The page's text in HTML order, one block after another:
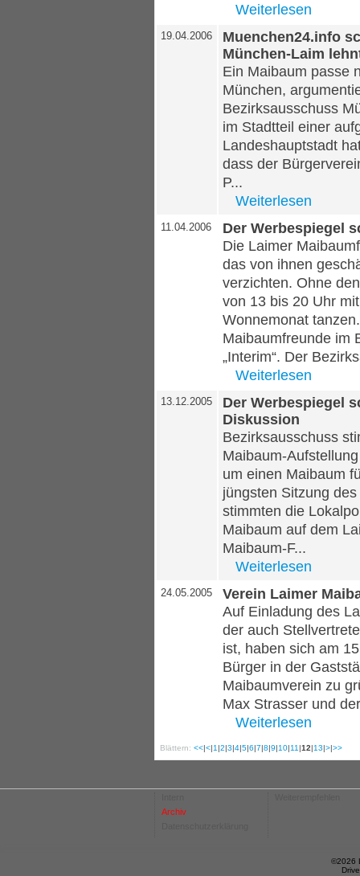
Weiterlesen
19.04.2006
Muenchen24.info
München-Laim
Ein Maibaum passe
München,
Bezirksausschuss
im Stadtteil einer
Landeshauptstadt
dass der
P...
Weiterlesen
11.04.2006
Der Werbespiegel
Die Laimer
das von ihnen
verzichten. Ohne
von 13 bis 20 Uhr
Wonnemonat
Maibaumfreunde im
„Interim“. Der
Weiterlesen
13.12.2005
Der Werbespiegel
Diskussion
Bezirksausschuss
Maibaum-
um einen Maibaum
jüngsten Sitzung
stimmten die
Maibaum auf dem
Maibaum-F...
Weiterlesen
24.05.2005
Verein Laimer
Auf Einladung des
der auch
ist, haben sich am
Bürger in der
Maibaumverein zu
Max Strasser und
Weiterlesen
Blättern: <<|<|1 |2|3|4|5|6|7|8|9|10|11 |12|13|>|>>
Archiv
©2026